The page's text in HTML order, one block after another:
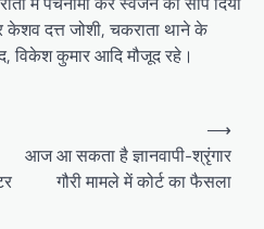
दत्त जोशी, चकराता थाने के
विकेश कुमार आदि मौजूद रहे।
आज आ सकता है ज्ञानवापी-श्रृंगार
गौरी मामले में कोर्ट का फैसला
⟶